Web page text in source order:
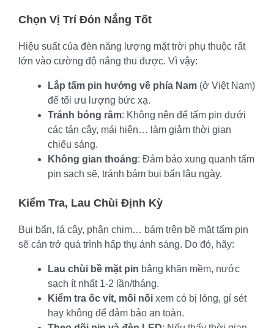
Chọn Vị Trí Đón Nắng Tốt
Hiệu suất của đèn năng lượng mặt trời phụ thuộc rất
lớn vào cường độ nắng thu được. Vì vậy:
Lắp tấm pin hướng về phía Nam (ở Việt Nam)
để tối ưu lượng bức xạ.
Tránh bóng râm: Không nên để tấm pin dưới
các tán cây, mái hiên… làm giảm thời gian
chiếu sáng.
Không gian thoáng: Đảm bảo xung quanh tấm
pin sạch sẽ, tránh bám bụi bẩn lâu ngày.
Kiểm Tra, Lau Chùi Định Kỳ
Bụi bẩn, lá cây, phân chim… bám trên bề mặt tấm pin
sẽ cản trở quá trình hấp thụ ánh sáng. Do đó, hãy:
Lau chùi bề mặt pin bằng khăn mềm, nước
sạch ít nhất 1-2 lần/tháng.
Kiểm tra ốc vít, mối nối xem có bị lỏng, gỉ sét
hay không để đảm bảo an toàn.